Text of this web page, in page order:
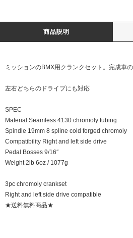
商品説明
ミッションのBMX用クランクセット。完成車
左右どちらのドライブにも対応
SPEC
Material Seamless 4130 chromoly tubing
Spindle 19mm 8 spline cold forged chromoly
Compatibility Right and left side drive
Pedal Bosses 9/16″
Weight 2lb 6oz / 1077g
3pc chromoly crankset
Right and left side drive compatible
★送料無料商品★